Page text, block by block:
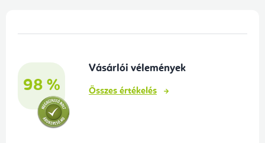
e
m
98 %
Vásárlói vélemények
Összes értékelés